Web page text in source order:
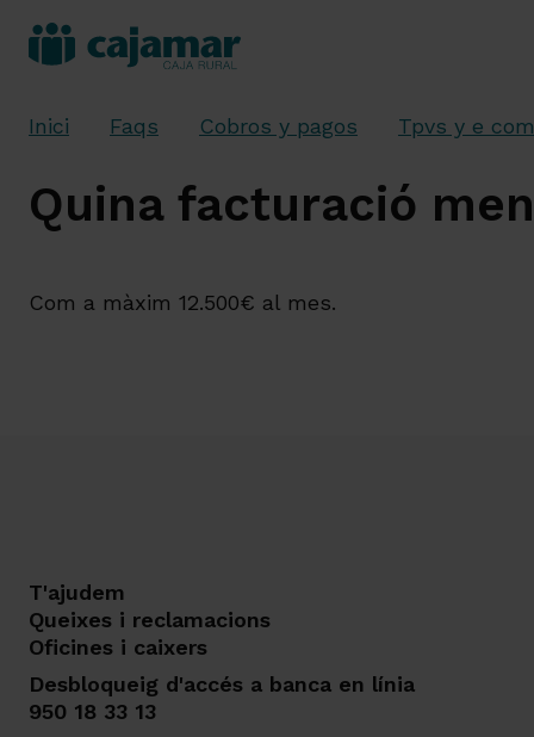
Inici Faqs Cobros y pagos Tpvs y e
Quina facturació
Com a màxim 12.500€ al mes.
T'ajudem
Queixes i reclamacions
Oficines i caixers
Desbloqueig d'accés a banca en línia
950 18 33 13